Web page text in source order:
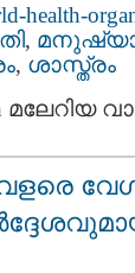
health-
,
, ശാസ്ത്രം
മലേറിയ